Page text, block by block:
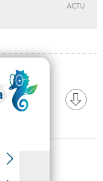
ACTU